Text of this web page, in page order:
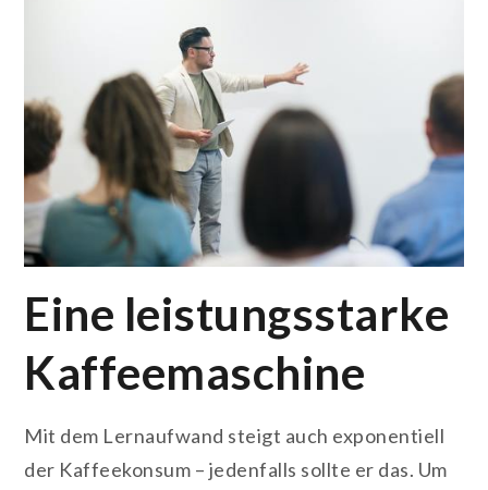
Eine leistungsstarke
Kaffeemaschine
Mit dem Lernaufwand steigt auch exponentiell
der Kaffeekonsum – jedenfalls sollte er das. Um